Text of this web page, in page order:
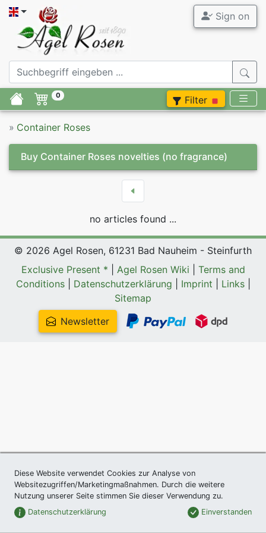
Sign on
0 Filter
» Container Roses
Buy Container Roses novelties (no fragrance)
no articles found ...
© 2026 Agel Rosen, 61231 Bad Nauheim - Steinfurth
Exclusive Present *
Agel Rosen Wiki
Terms and
Conditions| Datenschutzerklärung Imprint Links|
Sitemap
Newsletter
Diese Website verwendet Cookies zur Analyse von
Websitezugriffen/Marketingmaßnahmen. Durch die weitere
Nutzung unserer Seite stimmen Sie dieser Verwendung zu.
Datenschutzerklärung
Einverstanden